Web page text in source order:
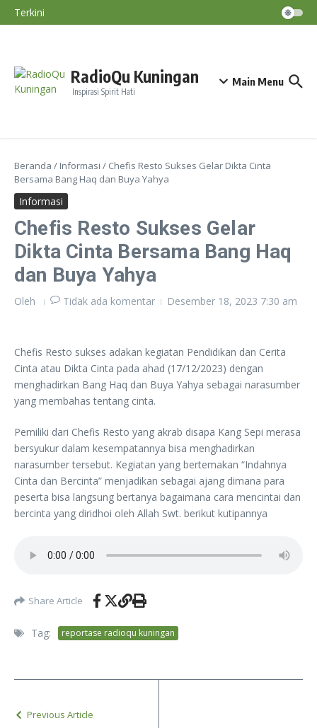
Lewati ke konten
Terkini
Masuki Puncak Musim Kemarau
RadioQu Kuningan
Inspirasi Spirit Hati
Main Menu
Beranda / Informasi / Chefis Resto Sukses Gelar Dikta Cinta
Bersama Bang Haq dan Buya Yahya
Informasi
Chefis Resto Sukses Gelar
Dikta Cinta Bersama Bang Haq
dan Buya Yahya
Oleh Tidak ada komentar Desember 18, 2023 7:30 am
Chefis Resto sukses adakan kegiatan Pendidikan dan Cerita
Cinta atau Dikta Cinta pada ahad (17/12/2023) dengan
menghadirkan Bang Haq dan Buya Yahya sebagai narasumber
yang membahas tentang cinta.
Pemiliki dari Chefis Resto yang akrab disapa Kang Sepi merasa
bersyukur dalam kesempatannya bisa menghadirkan
narasumber tersebut. Kegiatan yang bertemakan “Indahnya
Cinta dan Bercinta” menjadikan sebagai ajang dimana para
peserta bisa langsung bertanya bagaimana cara mencintai dan
bercinta yang diridhoi oleh Allah Swt. berikut kutipannya
Share Article
Tag: reportase radioqu kuningan
Previous Article